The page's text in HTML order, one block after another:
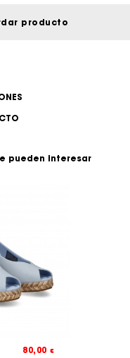
producto
pueden interesar
80,00€